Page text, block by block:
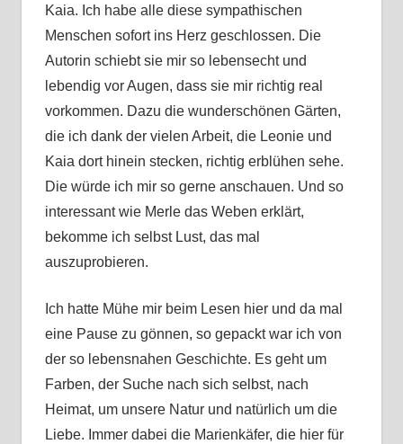
Kaia. Ich habe alle diese sympathischen
Menschen sofort ins Herz geschlossen. Die
Autorin schiebt sie mir so lebensecht und
lebendig vor Augen, dass sie mir richtig real
vorkommen. Dazu die wunderschönen Gärten,
die ich dank der vielen Arbeit, die Leonie und
Kaia dort hinein stecken, richtig erblühen sehe.
Die würde ich mir so gerne anschauen. Und so
interessant wie Merle das Weben erklärt,
bekomme ich selbst Lust, das mal
auszuprobieren.
Ich hatte Mühe mir beim Lesen hier und da mal
eine Pause zu gönnen, so gepackt war ich von
der so lebensnahen Geschichte. Es geht um
Farben, der Suche nach sich selbst, nach
Heimat, um unsere Natur und natürlich um die
Liebe. Immer dabei die Marienkäfer, die hier für